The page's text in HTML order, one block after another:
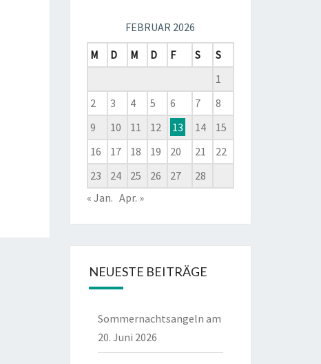
FEBRUAR 2026
M
D M D F S
S
1
2
3 4 5 6 7
8
9
10 11 12 13 14
15
16
17 18 19 20 21
22
23
24 25 26 27
28
« Jan. Apr. »
NEUESTE BEITRÄGE
Sommernachtsangeln am
20. Juni 2026